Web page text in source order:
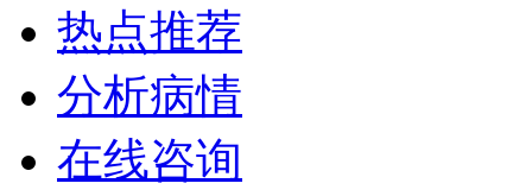
热点推荐
分析病情
在线咨询